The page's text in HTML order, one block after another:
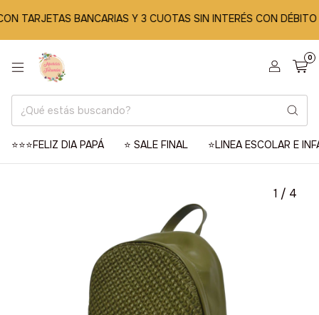
BANCARIAS Y 3 CUOTAS SIN INTERÉS CON DÉBITO
0
⭐️⭐️⭐️FELIZ DIA PAPÁ ⭐️ SALE FINAL ⭐️LINEA ESCOLAR E
1 / 4